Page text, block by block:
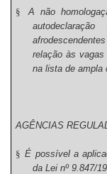
§
A não
relação às
na lista de ampla
AGÊNCIAS
§ É possível a
da Lei nº 9.847/